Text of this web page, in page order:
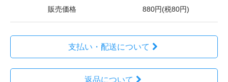
販売価格 880円(税80円)
支払い・配送について
返品について